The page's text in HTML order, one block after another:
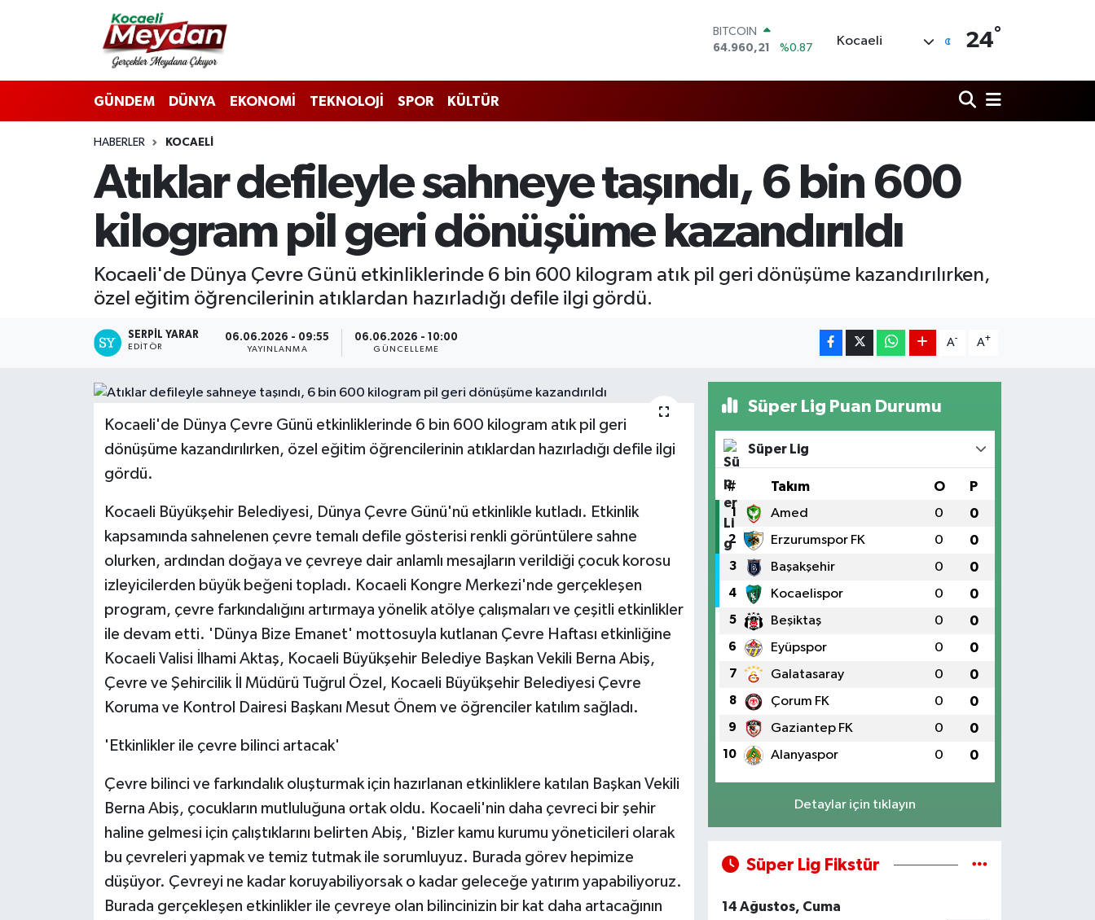
64.960,21
DOLAR
STERLİN
6660.55
%0.03
BİST100
13.779
%-14
Kocaeli 24°
GÜNDEM DÜNYA EKONOMİ TEKNOLOJİ SPOR KÜLTÜR
HABERLER KOCAELI
Atıklar defileyle sahneye taşındı, 6 bin 600
kilogram pil geri dönüşüme kazandırıldı
Kocaeli'de Dünya Çevre Günü etkinliklerinde 6 bin 600 kilogram atık pil geri dönüşüme kazandırılırken,
özel eğitim öğrencilerinin atıklardan hazırladığı defile ilgi gördü.
SERPİL YARAR
EDITÖR
06.06.2026 - 09:55
YAYINLANMA
06.06.2026 - 10:00
GÜNCELLEME
A- A+
Kocaeli'de Dünya Çevre Günü etkinliklerinde 6 bin 600 kilogram atık pil geri
dönüşüme kazandırılırken, özel eğitim öğrencilerinin atıklardan hazırladığı defile ilgi
gördü.
Kocaeli Büyükşehir Belediyesi, Dünya Çevre Günü'nü etkinlikle kutladı. Etkinlik
kapsamında sahnelenen çevre temalı defile gösterisi renkli görüntülere sahne
olurken, ardından doğaya ve çevreye dair anlamlı mesajların verildiği çocuk korosu
izleyicilerden büyük beğeni topladı. Kocaeli Kongre Merkezi'nde gerçekleşen
program, çevre farkındalığını artırmaya yönelik atölye çalışmaları ve çeşitli etkinlikler
ile devam etti. 'Dünya Bize Emanet' mottosuyla kutlanan Çevre Haftası etkinliğine
Kocaeli Valisi İlhami Aktaş, Kocaeli Büyükşehir Belediye Başkan Vekili Berna Abiş,
Çevre ve Şehircilik İl Müdürü Tuğrul Özel, Kocaeli Büyükşehir Belediyesi Çevre
Koruma ve Kontrol Dairesi Başkanı Mesut Önem ve öğrenciler katılım sağladı.
'Etkinlikler ile çevre bilinci artacak'
Çevre bilinci ve farkındalık oluşturmak için hazırlanan etkinliklere katılan Başkan Vekili
Berna Abiş, çocukların mutluluğuna ortak oldu. Kocaeli'nin daha çevreci bir şehir
haline gelmesi için çalıştıklarını belirten Abiş, 'Bizler kamu kurumu yöneticileri olarak
bu çevreleri yapmak ve temiz tutmak ile sorumluyuz. Burada görev hepimize
düşüyor. Çevreyi ne kadar koruyabiliyorsak o kadar geleceğe yatırım yapabiliyoruz.
Burada gerçekleşen etkinlikler ile çevreye olan bilincinizin bir kat daha artacağının
Süper Lig Puan Durumu
Süper Lig
# Takım O P
1 Amed 0 0
2 Erzurumspor FK 0 0
3 Başakşehir 0 0
4 Kocaelispor 0 0
5 Beşiktaş 0 0
6 Eyüpspor 0 0
7 Galatasaray 0 0
8 Çorum FK 0 0
9 Gaziantep FK 0 0
10 Alanyaspor 0 0
Detaylar için tıklayın
Süper Lig Fikstür
14 Ağustos, Cuma
Nöbetçi Eczaneler
Hava Durumu
Trafik Durumu
Süper Lig Puan Durumu ve Fikstür
Tüm Manşetler
Son Dakika Haberleri